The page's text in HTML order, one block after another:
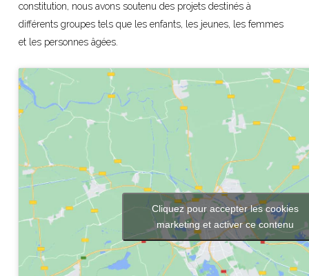
constitution, nous avons soutenu des projets destinés à
différents groupes tels que les enfants, les jeunes, les femmes
et les personnes âgées.
Cliquez pour accepter les cookies
marketing et activer ce contenu